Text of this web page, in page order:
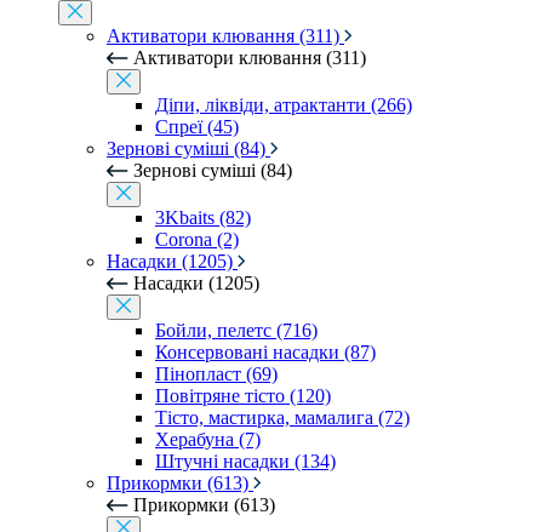
Активатори клювання (311)
Активатори клювання (311)
Діпи, ліквіди, атрактанти (266)
Спреї (45)
Зернові суміші (84)
Зернові суміші (84)
3Kbaits (82)
Corona (2)
Насадки (1205)
Насадки (1205)
Бойли, пелетс (716)
Консервовані насадки (87)
Пінопласт (69)
Повітряне тісто (120)
Тісто, мастирка, мамалига (72)
Херабуна (7)
Штучні насадки (134)
Прикормки (613)
Прикормки (613)